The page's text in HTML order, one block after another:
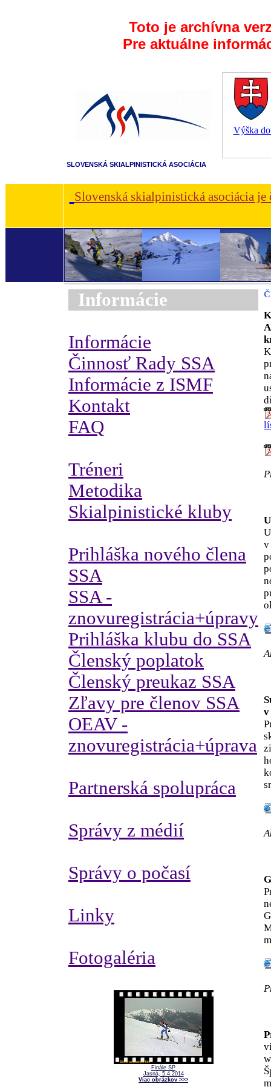
Toto je archívna
Pre aktuálne
Výška
SLOVENSKÁ SKIALPINISTICKÁ ASOCIÁCIA
Slovenská skialpinistická asociácia
Informácie
Informácie
Činnosť Rady SSA
Informácie z ISMF
Kontakt
FAQ
Tréneri
Metodika
Skialpinistické kluby
Prihláška nového člena
SSA
SSA -
znovuregistrácia+úpravy
Prihláška klubu do SSA
Členský poplatok
Členský preukaz SSA
Zľavy pre členov SSA
OEAV -
znovuregistrácia+úprava
Partnerská spolupráca
Správy z médií
Správy o počasí
Linky
Fotogaléria
Finále SP
Jasná, 5.4.2014
Viac obrázkov >>>
v
v